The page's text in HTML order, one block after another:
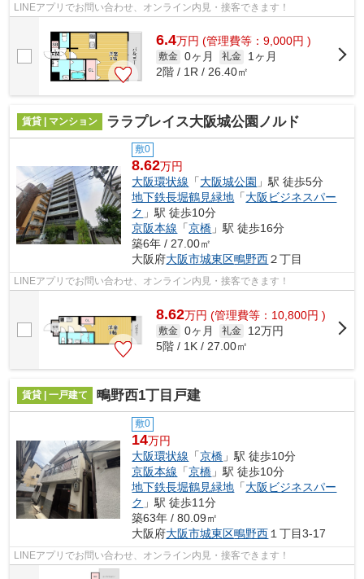
LINEアプリでお問い合わせ、オンライン内見・接客できます！
6.4万円 (管理費等：9,000円 )
敷金 0ヶ月 礼金
1ヶ月
2階 / 1R / 26.40㎡
賃貸 | マンション ララプレイス大阪城公園ノルド
敷0
8.62万円
大阪環状線 「大阪城公園 」駅 徒歩5分
地下鉄長堀鶴見緑地 「大阪ビジネスパー
ク 」駅 徒歩10分
京阪本線 「京橋 」駅 徒歩16分
築6年 / 27.00㎡
大阪府大阪市城東区鴫野西２丁目
LINEアプリでお問い合わせ、オンライン内見・接客できます！
8.62万円 (管理費等：10,800円 )
敷金 0ヶ月 礼金
12万円
5階 / 1K / 27.00㎡
賃貸 | 一戸建て 鴫野西1丁目戸建
敷0
14万円
大阪環状線 「京橋 」駅 徒歩10分
京阪本線 「京橋 」駅 徒歩10分
地下鉄長堀鶴見緑地 「大阪ビジネスパー
ク 」駅 徒歩11分
築63年 / 80.09㎡
大阪府大阪市城東区鴫野西１丁目3-17
LINEアプリでお問い合わせ、オンライン内見・接客できます！